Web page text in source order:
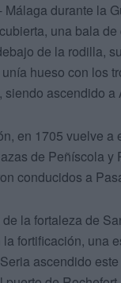
Málaga durante la
una bala
de la rodilla,
hueso con los
siendo ascendido
en 1705 vuelve
de Peñíscola
conducidos a
la fortaleza de
fortificación, una
ascendido